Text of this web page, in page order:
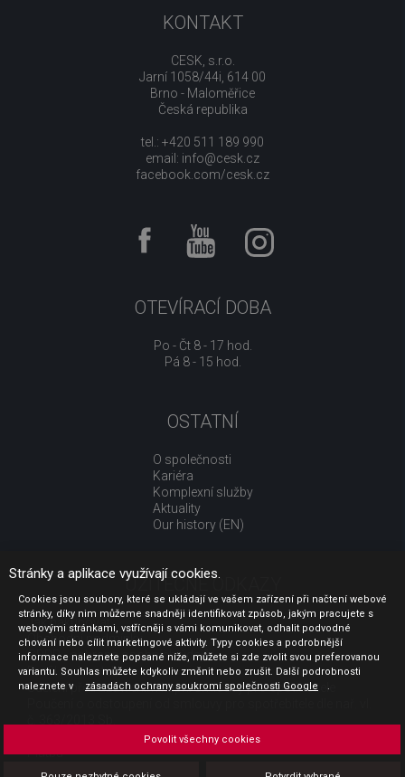
KONTAKT
CESK, s.r.o.
Jarní 1058/44i, 614 00
Brno - Maloměřice
Česká republika
tel.: +420 511 189 990
email: info@cesk.cz
facebook.com/cesk.cz
OTEVÍRACÍ DOBA
Po - Čt 8 - 17 hod.
Pá 8 - 15 hod.
OSTATNÍ
O společnosti
Kariéra
Komplexní služby
Aktuality
Our history (EN)
UŽITEČNÉ ODKAZY
Jak nakupovat
Obchodní podmínky
GDPR - ochrana osobních údajů
Profil zadavatele
Sdělení před uzavřením kupní smlouvy pro spotřebitele
Platba
Stránky a aplikace využívají cookies.
Cookies jsou soubory, které se ukládají ve vašem zařízení při načtení webové
stránky, díky nim můžeme snadněji identifikovat způsob, jakým pracujete s
webovými stránkami, vstřícněji s vámi komunikovat, odhalit podvodné
chování nebo cílit marketingové aktivity. Typy cookies a podrobnější
informace naleznete popsané níže, můžete si zde zvolit svou preferovanou
variantu. Souhlas můžete kdykoliv změnit nebo zrušit. Další podrobnosti
naleznete v
zásadách ochrany soukromí společnosti Google .
Povolit všechny cookies